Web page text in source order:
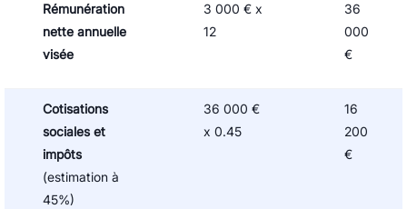
Rémunération
nette annuelle
visée
3 000 € x
12
36
000
€
Cotisations
sociales et
impôts
(estimation à
45%)
36 000 €
x 0.45
16
200
€